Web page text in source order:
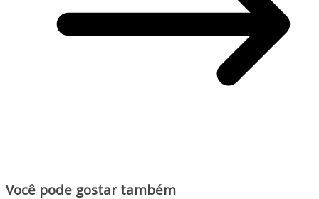
Você pode gostar também